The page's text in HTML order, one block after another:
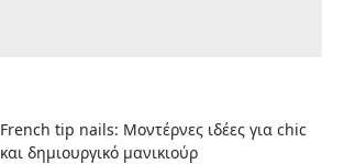
French tip nails: Μοντέρνες ιδέες για chic
και δημιουργικό μανικιούρ